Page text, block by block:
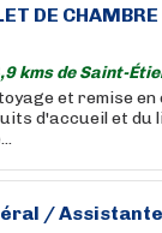
DE
kms de Saint-
et remise
d'accueil et du
/